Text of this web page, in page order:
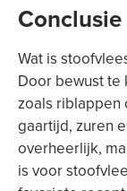
Conclusie
Wat is
Door bewust
zoals riblappen
gaartijd, zuren
overheerlijk,
is voor